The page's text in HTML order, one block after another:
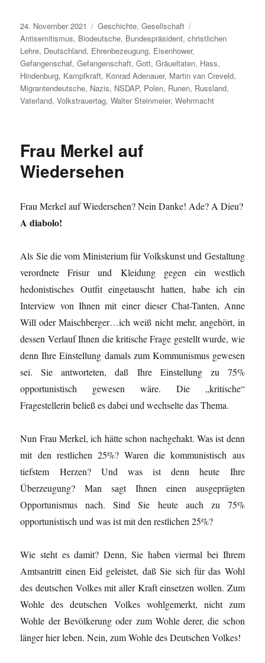
Veröffentlicht
am
24. November 2021 Kategorien
Geschichte,Gesellschaft
Antisemitismus, Biodeutsche, Bundespräsident,christlichen
Lehre, Deutschland, Ehrenbezeugung, Eisenhower,
Gefangenschaf,Gefangenschaft,Gott,Gräueltaten, Hass,
Hindenburg, Kampfkraft, Konrad Adenauer, Martin van Creveld,
Migrantendeutsche, Nazis, NSDAP, Polen, Runen, Russland,
Vaterland,Volkstrauertag,Walter Steinmeier,Wehrmacht
Frau Merkel auf
Wiedersehen
Frau Merkel auf Wiedersehen? Nein Danke! Ade? A Dieu?
A diabolo!
Als Sie die vom Ministerium für Volkskunst und Gestaltung
verordnete Frisur und Kleidung gegen ein westlich
hedonistisches Outfit eingetauscht hatten, habe ich ein
Interview von Ihnen mit einer dieser Chat-Tanten, Anne
Will oder Maischberger…ich weiß nicht mehr, angehört, in
dessen Verlauf Ihnen die kritische Frage gestellt wurde, wie
denn Ihre Einstellung damals zum Kommunismus gewesen
sei. Sie antworteten, daß Ihre Einstellung zu 75%
opportunistisch gewesen wäre. Die „kritische“
Fragestellerin beließ es dabei und wechselte das Thema.
Nun Frau Merkel, ich hätte schon nachgehakt. Was ist denn
mit den restlichen 25%? Waren die kommunistisch aus
tiefstem Herzen? Und was ist denn heute Ihre
Überzeugung? Man sagt Ihnen einen ausgeprägten
Opportunismus nach. Sind Sie heute auch zu 75%
opportunistisch und was ist mit den restlichen 25%?
Wie steht es damit? Denn, Sie haben viermal bei Ihrem
Amtsantritt einen Eid geleistet, daß Sie sich für das Wohl
des deutschen Volkes mit aller Kraft einsetzen wollen. Zum
Wohle des deutschen Volkes wohlgemerkt, nicht zum
Wohle der Bevölkerung oder zum Wohle derer, die schon
länger hier leben. Nein, zum Wohle des Deutschen Volkes!